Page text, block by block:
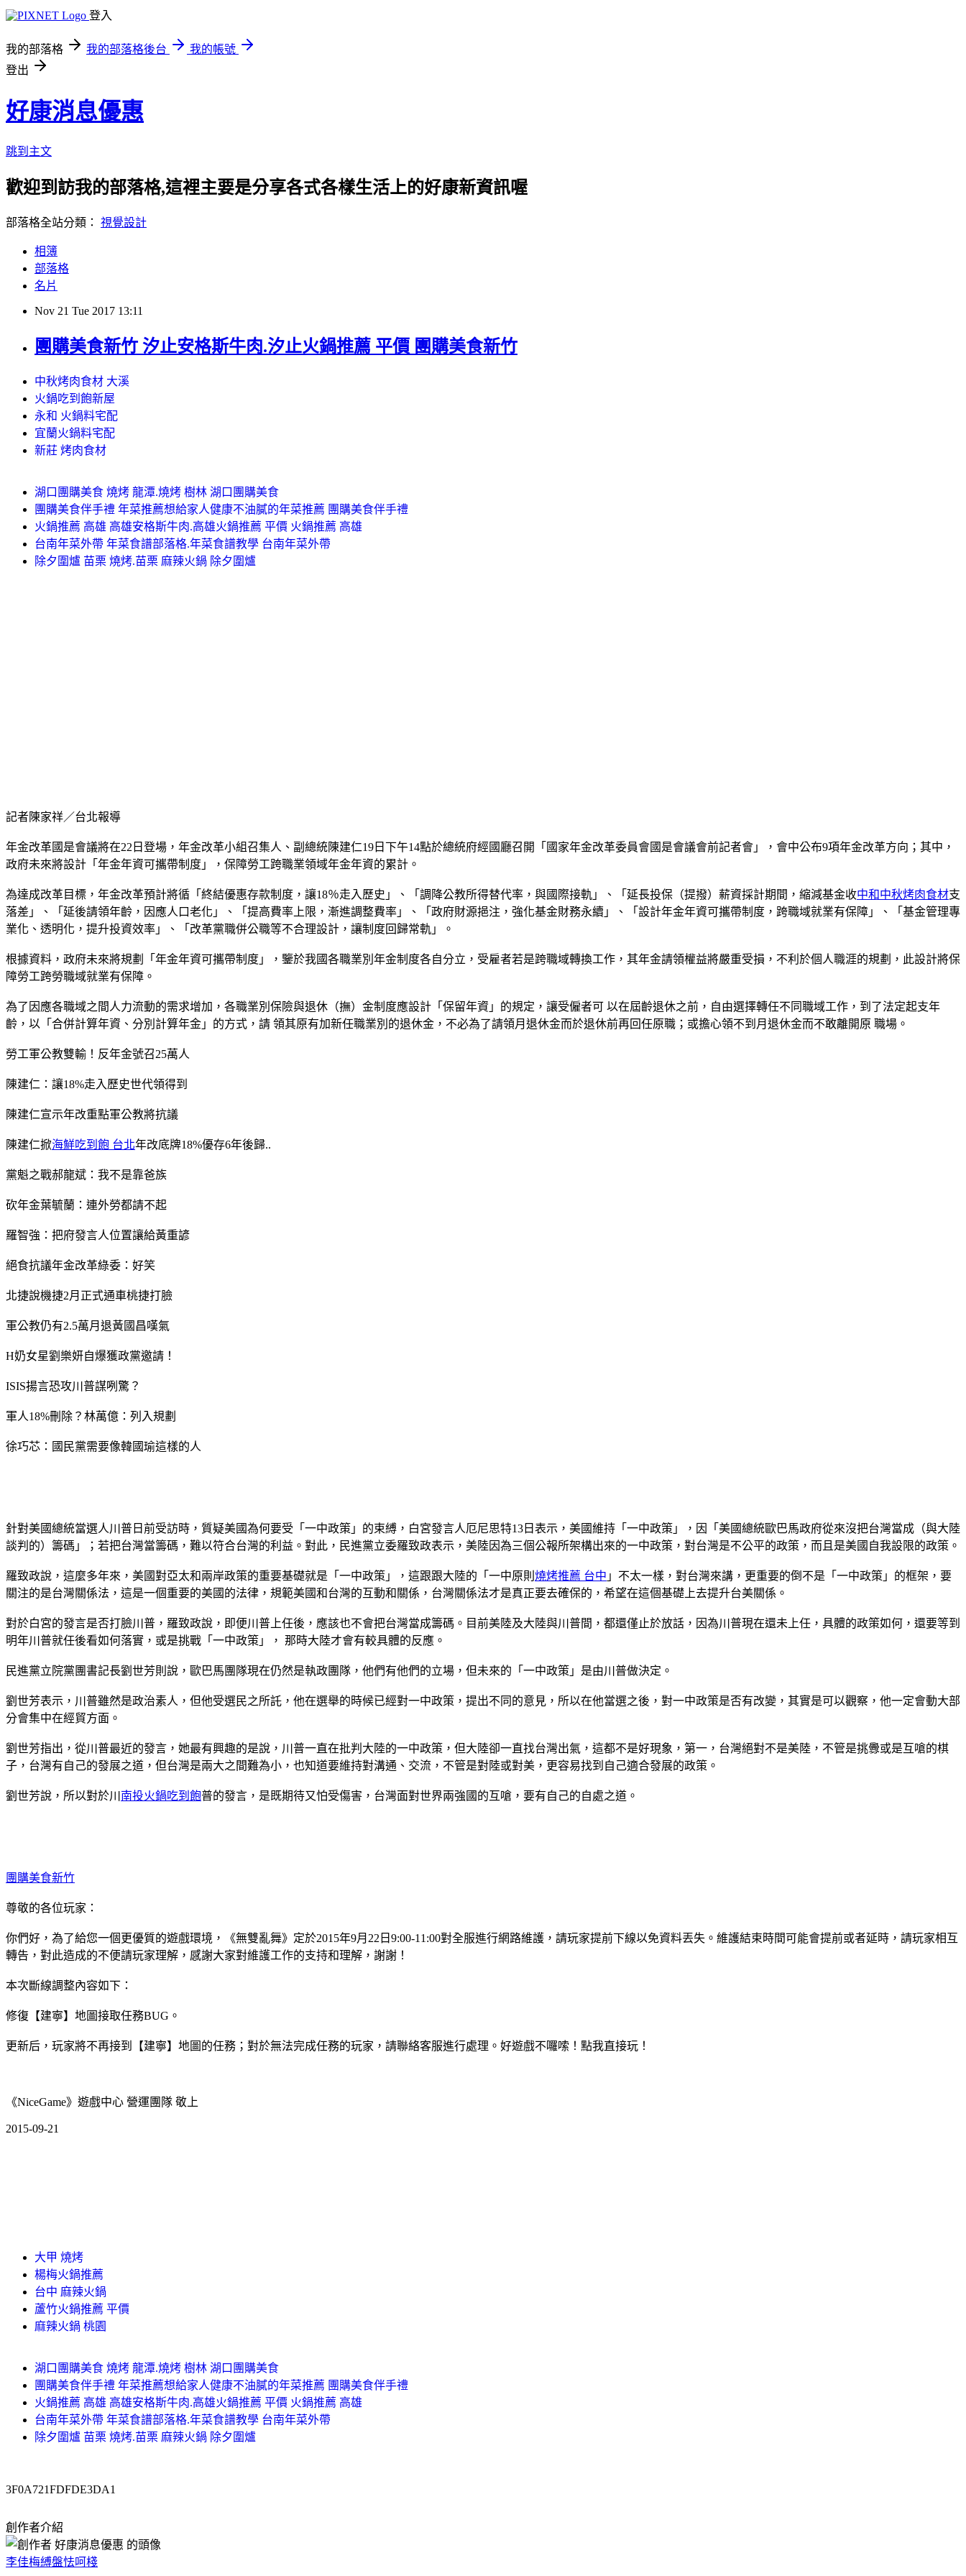
登入
我的部落格 我的部落格後台
我的帳號
登出
好康消息優惠
跳到主文
歡迎到訪我的部落格,這裡主要是分享各式各樣生活上的好康新資訊喔
部落格全站分類： 視覺設計
相簿
部落格
名片
Nov 21 Tue 2017 13:11
團購美食新竹 汐止安格斯牛肉.汐止火鍋推薦 平價 團購美食新竹
中秋烤肉食材 大溪
火鍋吃到飽新屋
永和 火鍋料宅配
宜蘭火鍋料宅配
新莊 烤肉食材
湖口團購美食 燒烤 龍潭.燒烤 樹林 湖口團購美食
團購美食伴手禮 年菜推薦想給家人健康不油膩的年菜推薦 團購美食伴手禮
火鍋推薦 高雄 高雄安格斯牛肉.高雄火鍋推薦 平價 火鍋推薦 高雄
台南年菜外帶 年菜食譜部落格.年菜食譜教學 台南年菜外帶
除夕圍爐 苗栗 燒烤.苗栗 麻辣火鍋 除夕圍爐
記者陳家祥／台北報導
年金改革國是會議將在22日登場，年金改革小組召集人、副總統陳建仁19日下午14點於總統府經國廳召開「國家年金改革委員會國是會議會前記者會」，會中公布9項年金改革方向；其中，
政府未來將設計「年金年資可攜帶制度」，保障勞工跨職業領域年金年資的累計。
為達成改革目標，年金改革預計將循「終結優惠存款制度，讓18％走入歷史」、「調降公教所得替代率，與國際接軌」、「延長投保（提撥）薪資採計期間，縮減基金收中和中秋烤肉食材支
落差」、「延後請領年齡，因應人口老化」、「提高費率上限，漸進調整費率」、「政府財源挹注，強化基金財務永續」、「設計年金年資可攜帶制度，跨職域就業有保障」、「基金管理專
業化、透明化，提升投資效率」、「改革黨職併公職等不合理設計，讓制度回歸常軌」。
根據資料，政府未來將規劃「年金年資可攜帶制度」，鑒於我國各職業別年金制度各自分立，受雇者若是跨職域轉換工作，其年金請領權益將嚴重受損，不利於個人職涯的規劃，此設計將保
障勞工跨勞職域就業有保障。
為了因應各職域之間人力流動的需求增加，各職業別保險與退休（撫）金制度應設計「保留年資」的規定，讓受僱者可 以在屆齡退休之前，自由選擇轉任不同職域工作，到了法定起支年
齡，以「合併計算年資、分別計算年金」的方式，請 領其原有加新任職業別的退休金，不必為了請領月退休金而於退休前再回任原職；或擔心領不到月退休金而不敢離開原 職場。
勞工軍公教雙輸！反年金號召25萬人
陳建仁：讓18%走入歷史世代領得到
陳建仁宣示年改重點軍公教將抗議
陳建仁掀海鮮吃到飽 台北年改底牌18%優存6年後歸..
黨魁之戰郝龍斌：我不是靠爸族
砍年金葉毓蘭：連外勞都請不起
羅智強：把府發言人位置讓給黃重諺
絕食抗議年金改革綠委：好笑
北捷說機捷2月正式通車桃捷打臉
軍公教仍有2.5萬月退黃國昌嘆氣
H奶女星劉樂妍自爆獲政黨邀請！
ISIS揚言恐攻川普謀咧驚？
軍人18%刪除？林萬億：列入規劃
徐巧芯：國民黨需要像韓國瑜這樣的人
針對美國總統當選人川普日前受訪時，質疑美國為何要受「一中政策」的束縛，白宮發言人厄尼思特13日表示，美國維持「一中政策」，因「美國總統歐巴馬政府從來沒把台灣當成（與大陸
談判的）籌碼」；若把台灣當籌碼，難以符合台灣的利益。對此，民進黨立委羅致政表示，美陸因為三個公報所架構出來的一中政策，對台灣是不公平的政策，而且是美國自我設限的政策。
羅致政說，這麼多年來，美國對亞太和兩岸政策的重要基礎就是「一中政策」，這跟跟大陸的「一中原則 燒烤推薦 台中 」不太一樣，對台灣來講，更重要的倒不是「一中政策」的框架，要
關注的是台灣關係法，這是一個重要的美國的法律，規範美國和台灣的互動和關係，台灣關係法才是真正要去確保的，希望在這個基礎上去提升台美關係。
對於白宮的發言是否打臉川普，羅致政說，即便川普上任後，應該也不會把台灣當成籌碼。目前美陸及大陸與川普間，都還僅止於放話，因為川普現在還未上任，具體的政策如何，還要等到
明年川普就任後看如何落實，或是挑戰「一中政策」， 那時大陸才會有較具體的反應。
民進黨立院黨團書記長劉世芳則說，歐巴馬團隊現在仍然是執政團隊，他們有他們的立場，但未來的「一中政策」是由川普做決定。
劉世芳表示，川普雖然是政治素人，但他受選民之所託，他在選舉的時候已經對一中政策，提出不同的意見，所以在他當選之後，對一中政策是否有改變，其實是可以觀察，他一定會動大部
分會集中在經貿方面。
劉世芳指出，從川普最近的發言，她最有興趣的是說，川普一直在批判大陸的一中政策，但大陸卻一直找台灣出氣，這都不是好現象，第一，台灣絕對不是美陸，不管是挑釁或是互嗆的棋
子，台灣有自己的發展之道，但台灣是兩大之間難為小，也知道要維持對溝通、交流，不管是對陸或對美，更容易找到自己適合發展的政策。
劉世芳說，所以對於川 南投火鍋吃到飽普的發言，是既期待又怕受傷害，台灣面對世界兩強國的互嗆，要有自己的自處之道。
團購美食新竹
尊敬的各位玩家：
你們好，為了給您一個更優質的遊戲環境，《無雙亂舞》定於2015年9月22日9:00-11:00對全服進行網路維護，請玩家提前下線以免資料丟失。維護結束時間可能會提前或者延時，請玩家相互
轉告，對此造成的不便請玩家理解，感謝大家對維護工作的支持和理解，謝謝！
本次斷線調整內容如下：
修復【建寧】地圖接取任務BUG。
更新后，玩家將不再接到【建寧】地圖的任務；對於無法完成任務的玩家，請聯絡客服進行處理。好遊戲不囉嗦！點我直接玩！
《NiceGame》遊戲中心 營運團隊 敬上
2015-09-21
大甲 燒烤
楊梅火鍋推薦
台中 麻辣火鍋
蘆竹火鍋推薦 平價
麻辣火鍋 桃園
湖口團購美食 燒烤 龍潭.燒烤 樹林 湖口團購美食
團購美食伴手禮 年菜推薦想給家人健康不油膩的年菜推薦 團購美食伴手禮
火鍋推薦 高雄 高雄安格斯牛肉.高雄火鍋推薦 平價 火鍋推薦 高雄
台南年菜外帶 年菜食譜部落格.年菜食譜教學 台南年菜外帶
除夕圍爐 苗栗 燒烤.苗栗 麻辣火鍋 除夕圍爐
3F0A721FDFDE3DA1
創作者介紹
李佳梅縛盤怯呵棧